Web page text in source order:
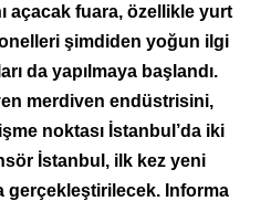
açacak fuara, özellikle yurt
şimdiden yoğun ilgi
da yapılmaya başlandı.
merdiven endüstrisini,
noktası İstanbul’da iki
İstanbul, ilk kez yeni
gerçekleştirilecek. Informa